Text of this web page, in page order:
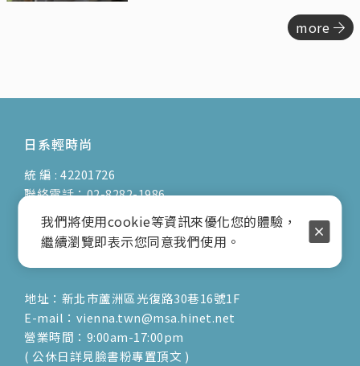
今天來跟你們聊聊「登機隨身包」這個
神奇的小夥伴，讓你的飛行不再糾結，
more
日系輕時尚
統 編 : 42201726
聯絡電話：02-8282-1986
行動電話：0917-904-677
( 客服陳小姐 )
地址：新北市蘆洲區光復路30巷16號1F
E-mail：vienna.twn@msa.hinet.net
營業時間：9:00am-17:00pm
( 公休日詳見臉書粉專置頂文 )
我們將使用cookie等資訊來優化您的體驗，
繼續瀏覽即表示您同意我們使用。